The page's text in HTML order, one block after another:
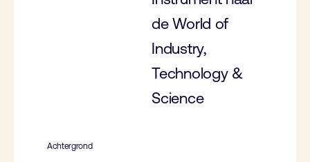
de World of
Industry,
Technology &
Science
Achtergrond